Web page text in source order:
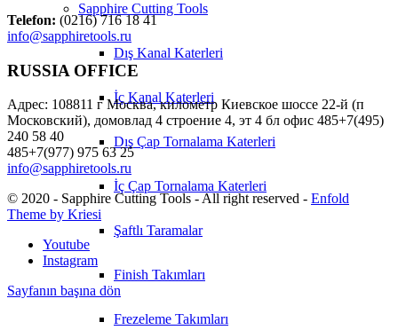
Sapphire Cutting Tools
Dış Kanal Katerleri
İç Kanal Katerleri
Dış Çap Tornalama Katerleri
İç Çap Tornalama Katerleri
Şaftlı Taramalar
Finish Takımları
Frezeleme Takımları
Telefon: (0216) 716 18 41
info@sapphiretools.ru
RUSSIA OFFICE
Адрес: 108811 г Москва, километр Киевское шоссе 22-й (п
Московский), домовлад 4 строение 4, эт 4 бл офис 485+7(495)
240 58 40
485+7(977) 975 63 25
info@sapphiretools.ru
© 2020 - Sapphire Cutting Tools - All right reserved - Enfold
Theme by Kriesi
Youtube
Instagram
Sayfanın başına dön